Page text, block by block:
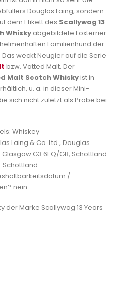
Douglas Laing, sondern
dem Etikett des Scallywag 13
Whisky abgebildete Foxterrier
Familienhund der
weckt Neugier auf die Serie
bzw. Vatted Malt. Der
Malt Scotch Whiskyist in
u. a. in dieser Mini-
sich nicht zuletzt als Probe bei
Whiskey
Laing & Co. Ltd., Douglas
G3 6EQ/GB, Schottland
Schottland
/
nein